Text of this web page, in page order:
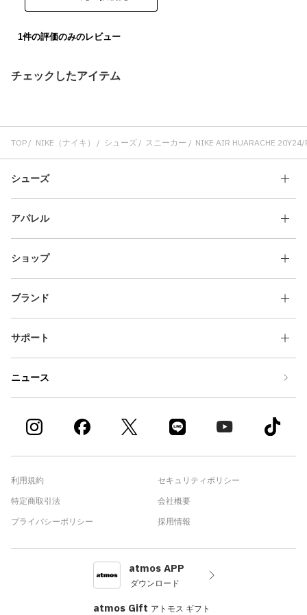
チェックしたアイテム
TOP NIKE（ナイキ） シューズ スニーカー NIKE AIR HUARACHE
シューズ
アパレル
ショップ
ブランド
サポート
ニュース
利用規約
特定商取引法
プライバシーポリシー
セキュリティポリシー
会社概要
採用情報
atmos APP
ダウンロード
atmos Gift アトモス ギフト